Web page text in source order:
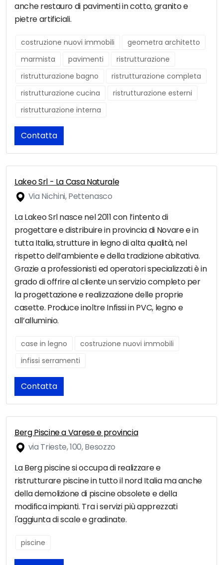
anche restauro di pavimenti in cotto, granito e
pietre artificiali.
costruzione nuovi immobili
geometra architetto
marmista
pavimenti
ristrutturazione
ristrutturazione bagno
ristrutturazione completa
ristrutturazione cucina
ristrutturazione esterni
ristrutturazione interna
Contatta
Lakeo Srl - La Casa Naturale
Via Nichini, Pettenasco
La Lakeo Srl nasce nel 2011 con l’intento di
progettare e distribuire in provincia di Novare e in
tutta Italia, strutture in legno di alta qualità, nel
rispetto dell’ambiente e della tradizione abitativa.
Grazie a professionisti ed operatori specializzati è in
grado di offrire al cliente un servizio completo per
la progettazione e realizzazione delle proprie
casette. Produce inoltre Infissi in PVC, legno e
all’alluminio.
case in legno
costruzione nuovi immobili
infissi serramenti
Contatta
Berg Piscine a Varese e provincia
via Trieste, 100, Besozzo
La Berg piscine si occupa di realizzare e
ristrutturare piscine in tutto il nord Italia ma anche
della demolizione di piscine obsolete e della
modifica impianti. Tra i servizi più apprezzati
l'aggiunta di scale e gradinate.
piscine